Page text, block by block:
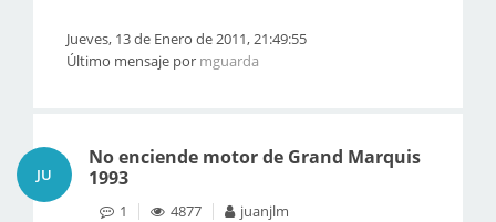
Jueves, 13 de Enero de 2011, 21:49:55
Último mensaje por mguarda
JU
No enciende motor de Grand Marquis
1993
1 4877 juanjlm